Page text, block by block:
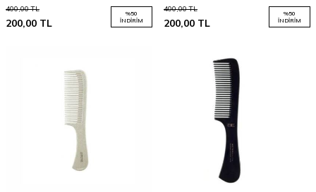
400,00TL
200,00 TL
%50
İNDIRIM
400,00TL
200,00 TL
%50
İNDIRIM